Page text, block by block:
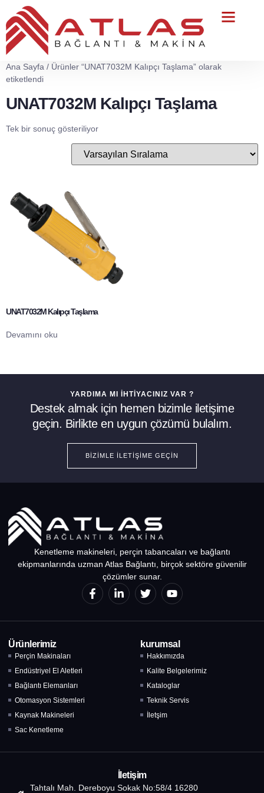
Ana Sayfa / Ürünler “UNAT7032M Kalıpçı Taşlama” olarak
etiketlendi
UNAT7032M Kalıpçı Taşlama
Tek bir sonuç gösteriliyor
UNAT7032M Kalıpçı Taşlama
Devamını oku
YARDIMA MI İHTIYACINIZ VAR ?
Destek almak için hemen bizimle iletişime
geçin. Birlikte en uygun çözümü bulalım.
BIZIMLE İLETIŞIME GEÇIN
Kenetleme makineleri, perçin tabancaları ve bağlantı
ekipmanlarında uzman Atlas Bağlantı, birçok sektöre güvenilir
çözümler sunar.
Ürünlerimiz
Perçin Makinaları
Endüstriyel El Aletleri
Bağlantı Elemanları
Otomasyon Sistemleri
Kaynak Makineleri
Sac Kenetleme
kurumsal
Hakkımızda
Kalite Belgelerimiz
Kataloglar
Teknik Servis
İletşim
İletişim
Tahtalı Mah. Dereboyu Sokak No:58/4 16280